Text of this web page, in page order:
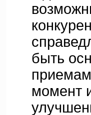
быть
момент